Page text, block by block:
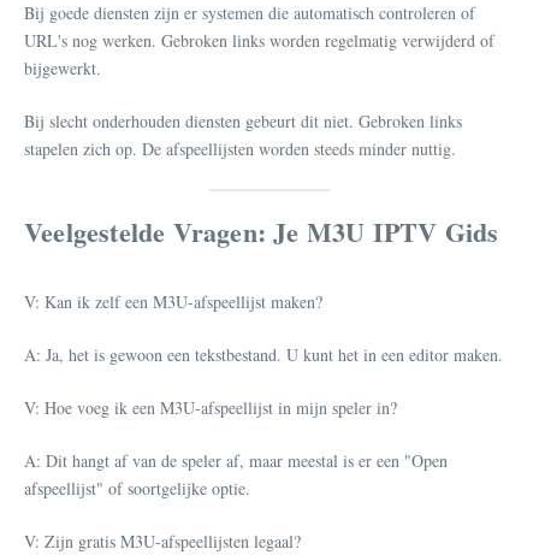
Bij goede diensten zijn er systemen die automatisch controleren of
URL's nog werken. Gebroken links worden regelmatig verwijderd of
bijgewerkt.
Bij slecht onderhouden diensten gebeurt dit niet. Gebroken links
stapelen zich op. De afspeellijsten worden steeds minder nuttig.
Veelgestelde Vragen: Je M3U IPTV Gids
V: Kan ik zelf een M3U-afspeellijst maken?
A: Ja, het is gewoon een tekstbestand. U kunt het in een editor maken.
V: Hoe voeg ik een M3U-afspeellijst in mijn speler in?
A: Dit hangt af van de speler af, maar meestal is er een "Open
afspeellijst" of soortgelijke optie.
V: Zijn gratis M3U-afspeellijsten legaal?